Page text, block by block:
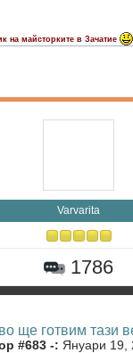
на майсторките в Зачатие
Varvarita
1786
ще готвим тази
#683 -: Януари 19,